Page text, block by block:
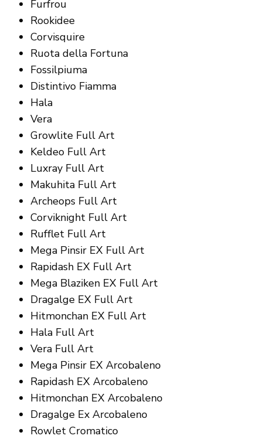
Furfrou
Rookidee
Corvisquire
Ruota della Fortuna
Fossilpiuma
Distintivo Fiamma
Hala
Vera
Growlite Full Art
Keldeo Full Art
Luxray Full Art
Makuhita Full Art
Archeops Full Art
Corviknight Full Art
Rufflet Full Art
Mega Pinsir EX Full Art
Rapidash EX Full Art
Mega Blaziken EX Full Art
Dragalge EX Full Art
Hitmonchan EX Full Art
Hala Full Art
Vera Full Art
Mega Pinsir EX Arcobaleno
Rapidash EX Arcobaleno
Hitmonchan EX Arcobaleno
Dragalge Ex Arcobaleno
Rowlet Cromatico